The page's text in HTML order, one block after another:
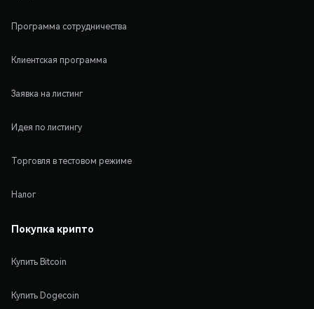
Программа сотрудничества
Клиентская программа
Заявка на листинг
Идея по листингу
Торговля в тестовом режиме
Налог
Покупка крипто
Купить Bitcoin
Купить Dogecoin